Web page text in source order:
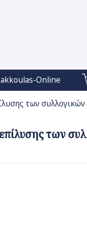
Online
των
των